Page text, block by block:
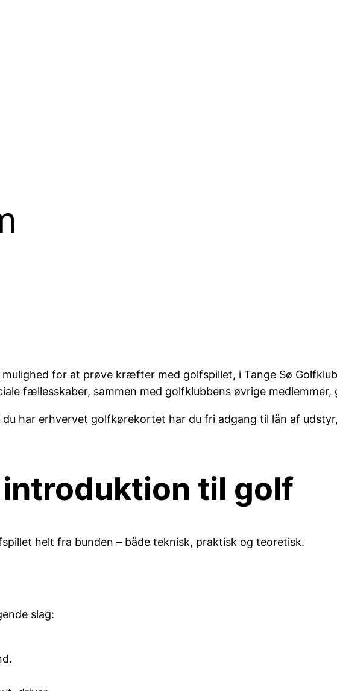
for at prøve kræfter med golfspillet, i Tange Sø
fællesskaber, sammen med golfklubbens øvrige
har erhvervet golfkørekortet har du fri adgang til lån af
til golf
helt fra bunden – både teknisk, praktisk og teoretisk.
slag: